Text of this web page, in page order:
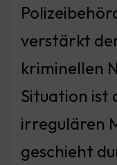
verstärkt
kriminellen
Situation ist
irregulären
geschieht